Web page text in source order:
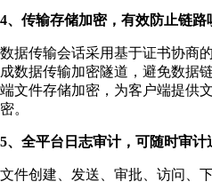
4、传输存储加密，有效防止链路
数据传输会话采用基于证书协商
成数据传输加密隧道，避免数据
端文件存储加密，为客户端提供
密。
5、全平台日志审计，可随时审计
文件创建、发送、审批、访问、